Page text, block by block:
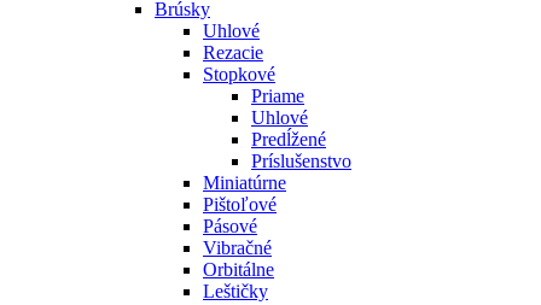
Brúsky
Uhlové
Rezacie
Stopkové
Priame
Uhlové
Predĺžené
Príslušenstvo
Miniatúrne
Pištoľové
Pásové
Vibračné
Orbitálne
Leštičky